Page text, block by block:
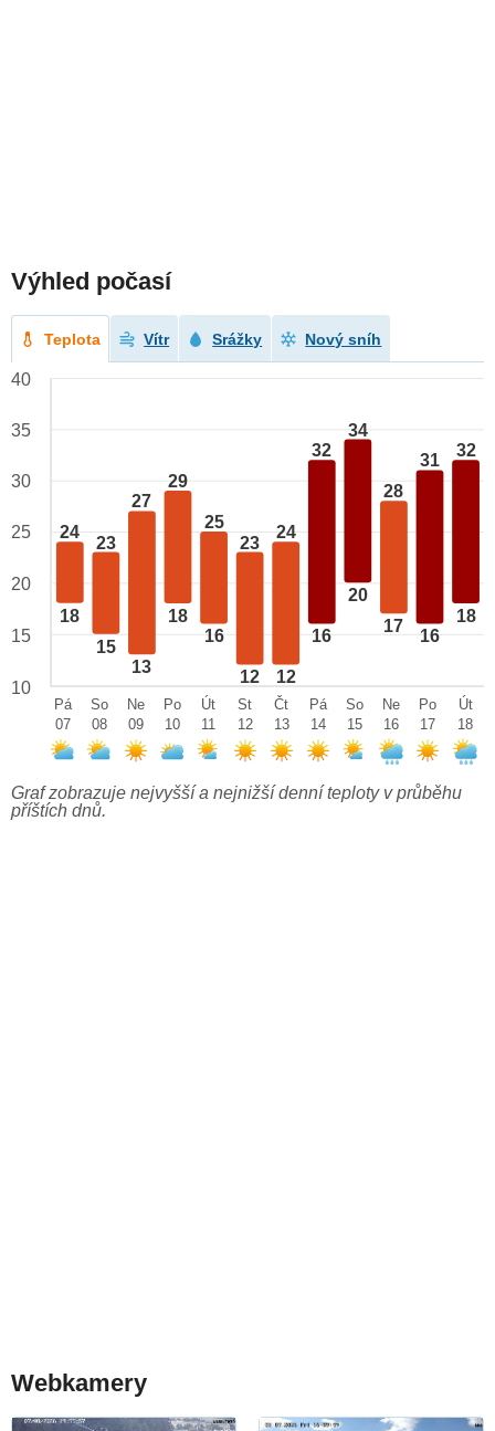
Výhled počasí
Teplota Vítr Srážky Nový sníh
24
18
23
15
27
13
29
18
25
16
23
12
24
12
32
16
34
20
28
17
31
16
32
18
40
35
30
25
20
15
10
Pá
07
So
08
Ne
09
Po
10
Út
11
St
12
Čt
13
Pá
14
So
15
Ne
16
Po
17
Út
18
Graf zobrazuje nejvyšší a nejnižší denní teploty v průběhu
příštích dnů.
Webkamery